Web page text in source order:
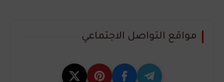
مواقع التواصل الاجتماعي